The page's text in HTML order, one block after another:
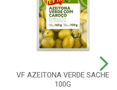
VF AZEITONA VERDE SACHE
100G